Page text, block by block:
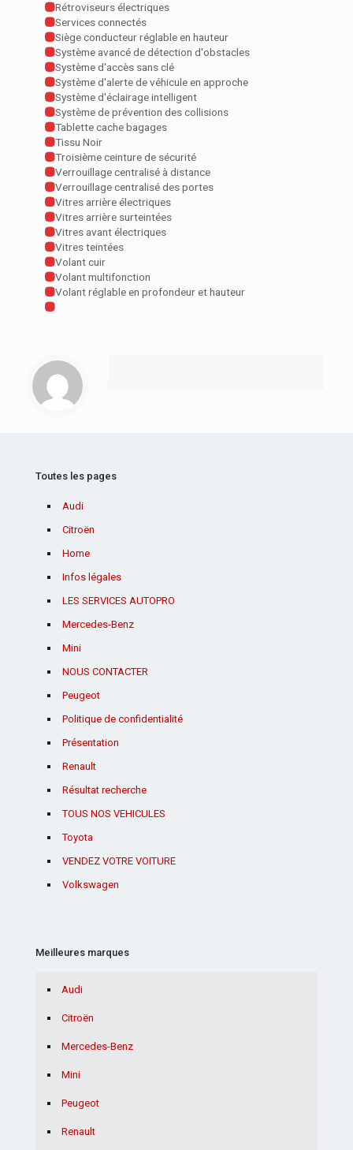
Rétroviseurs électriques
Services connectés
Siège conducteur réglable en hauteur
Système avancé de détection d'obstacles
Système d'accès sans clé
Système d'alerte de véhicule en approche
Système d'éclairage intelligent
Système de prévention des collisions
Tablette cache bagages
Tissu Noir
Troisième ceinture de sécurité
Verrouillage centralisé à distance
Verrouillage centralisé des portes
Vitres arrière électriques
Vitres arrière surteintées
Vitres avant électriques
Vitres teintées
Volant cuir
Volant multifonction
Volant réglable en profondeur et hauteur
Toutes les pages
Audi
Citroën
Home
Infos légales
LES SERVICES AUTOPRO
Mercedes-Benz
Mini
NOUS CONTACTER
Peugeot
Politique de confidentialité
Présentation
Renault
Résultat recherche
TOUS NOS VEHICULES
Toyota
VENDEZ VOTRE VOITURE
Volkswagen
Meilleures marques
Audi
Citroën
Mercedes-Benz
Mini
Peugeot
Renault